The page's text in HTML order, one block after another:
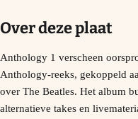
Over deze plaat
Anthology 1 verscheen
Anthology-reeks, gekoppeld
over The Beatles. Het album
alternatieve takes en